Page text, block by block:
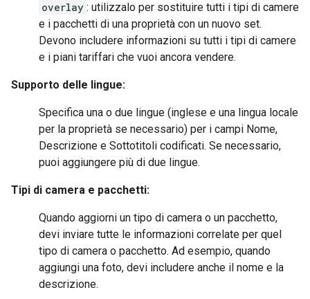
overlay : utilizzalo per sostituire tutti i tipi di camere
e i pacchetti di una proprietà con un nuovo set.
Devono includere informazioni su tutti i tipi di camere
e i piani tariffari che vuoi ancora vendere.
Supporto delle lingue:
Specifica una o due lingue (inglese e una lingua locale
per la proprietà se necessario) per i campi Nome,
Descrizione e Sottotitoli codificati. Se necessario,
puoi aggiungere più di due lingue.
Tipi di camera e pacchetti:
Quando aggiorni un tipo di camera o un pacchetto,
devi inviare tutte le informazioni correlate per quel
tipo di camera o pacchetto. Ad esempio, quando
aggiungi una foto, devi includere anche il nome e la
descrizione.